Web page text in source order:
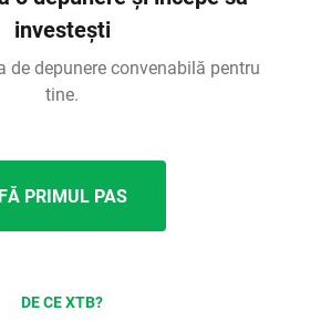
investești
de depunere convenabilă pentru
tine.
FĂ PRIMUL PAS
DE CE XTB?